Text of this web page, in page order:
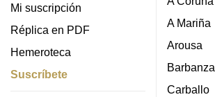
Mi suscripción
Réplica en PDF
Hemeroteca
Suscríbete
A Mariña
Arousa
Barbanza
Carballo